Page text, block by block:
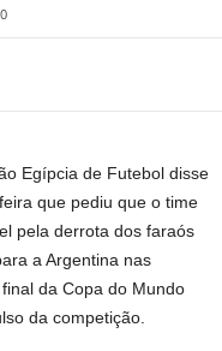
0
Egípcia de Futebol disse
que pediu que o time
pela derrota dos faraós
a Argentina nas
da Copa do Mundo
da competição.